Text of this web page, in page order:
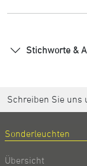
Stichworte &
Schreiben Sie uns
Sonderleuchten
Übersicht